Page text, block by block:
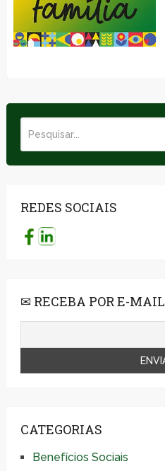
REDES SOCIAIS
✉ RECEBA POR E-MAIL
CATEGORIAS
Benefícios Sociais